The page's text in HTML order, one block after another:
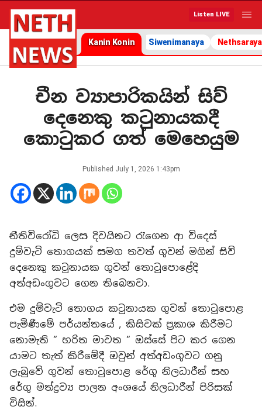
Listen LIVE
Kanin Konin Siwenimanaya Nethsaraya
චීන ව්‍යාපාරිකයින් සිව්
දෙනෙකු කටුනායකදී
කොටුකර ගත් මෙහෙයුම
Published July 1, 2026 1:43pm
නීතිවිරෝධි ලෙස දිවයිනට රැගෙන ආ විදෙස්
දුම්වැටි තොගයක් සමග තවත් ගුවන් මගින් සිව්
දෙනෙකු කටුනායක ගුවන් තොටුපොළේදි
අත්අඩංගුවට ගෙන තිබෙනවා.
එම දුම්වැටි තොගය කටුනායක ගුවන් තොටුපොළ
පැමිණීමේ පර්යන්තයේ , කිසිවක් ප්‍රකාශ කිරීමට
නොමැති ” හරිත මාවත ” ඔස්සේ පිට කර ගෙන
යාමට තැත් කිරීමේදී ඔවුන් අත්අඩංගුවට ගනු
ලැබුවේ ගුවන් තොටුපොළ රේගු නිලධාරීන් සහ
රේගු මත්ද්‍රව්‍ය පාලන අංශයේ නිලධාරීන් පිරිසක්
විසින්.